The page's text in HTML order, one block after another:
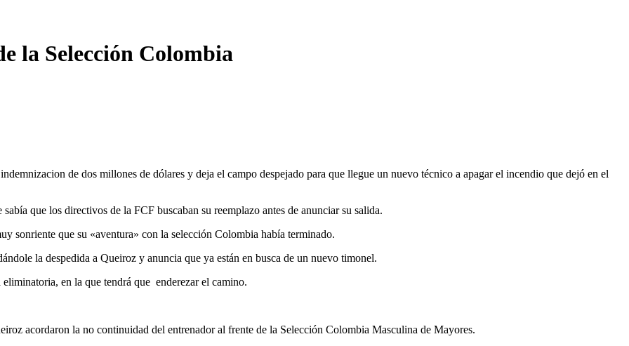
la Selección Colombia
de dos millones de dólares y deja el campo despejado para que llegue un nuevo técnico a apagar el incendio que dejó en el
que los directivos de la FCF buscaban su reemplazo antes de anunciar su salida.
sonriente que su «aventura» con la selección Colombia había terminado.
la despedida a Queiroz y anuncia que ya están en busca de un nuevo timonel.
en la que tendrá que enderezar el camino.
acordaron la no continuidad del entrenador al frente de la Selección Colombia Masculina de Mayores.